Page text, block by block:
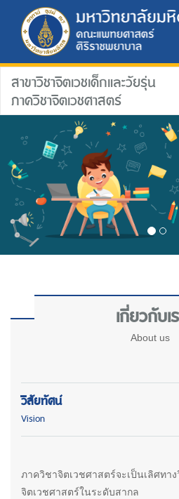
สาขาวิชาจิตเวชเด็กและวัยรุ่น
ภาควิชาจิตเวชศาสตร์
เกี่ยวกับเ
About us
วิสัยทัศน์
Vision
ภาควิชาจิตเวชศาสตร์จะเป็นเลิศทา
จิตเวชศาสตร์ในระดับสากล